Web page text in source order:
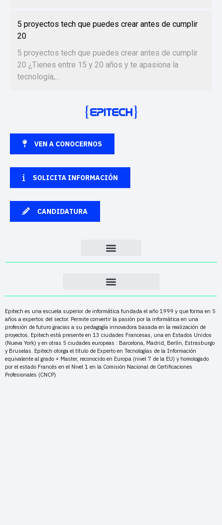
5 proyectos tech que puedes crear antes de cumplir
20
5 proyectos tech que puedes crear antes de cumplir
20 ¿Tienes entre 15 y 20 años y te apasiona la
tecnología,...
VEN A CONOCERNOS
SOLICITA INFORMACIÓN
CANDIDATURA
Epitech es una escuela superior de informática fundada el año 1999 y que forma en 5
años a expertos del sector. Permite convertir la pasión por la informática en una
profesión de futuro gracias a su pedagogía innovadora basada en la realización de
proyectos. Epitech está presente en 13 ciudades Francesas, una en Estados Unidos
(Nueva York) y en otras 5 ciudades europeas : Barcelona, Madrid, Berlín, Estrasburgo
y Bruselas. Epitech otorga el título de Experto en Tecnologías de la Información
equivalente al grado + Master, reconocido en Europa (nivel 7 de la EU) y homologado
por el estado Francés en el Nivel 1 en la Comisión Nacional de Certificaciones
Profesionales (CNCP)